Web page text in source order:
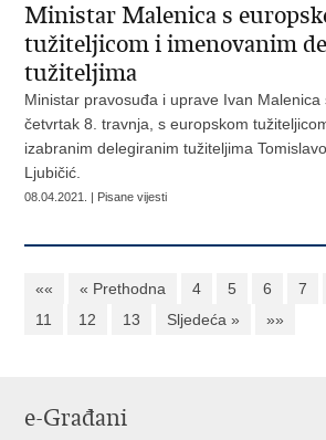
Ministar Malenica s
tužiteljicom i imenovanim
tužiteljima
Ministar pravosuđa i uprave Ivan Malenica
četvrtak 8. travnja, s europskom
izabranim delegiranim tužiteljima
Ljubičić.
08.04.2021. | Pisane vijesti
«« « Prethodna 4 5 6 7
11
12 13 Sljedeća » »»
e-Građani